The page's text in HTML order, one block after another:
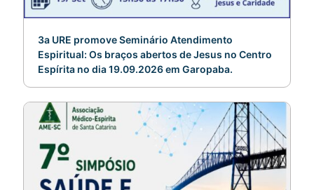
3a URE promove Seminário Atendimento
Espiritual: Os braços abertos de Jesus no Centro
Espírita no dia 19.09.2026 em Garopaba.